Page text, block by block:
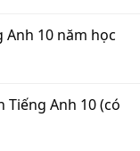
10 năm học
Anh 10 (có